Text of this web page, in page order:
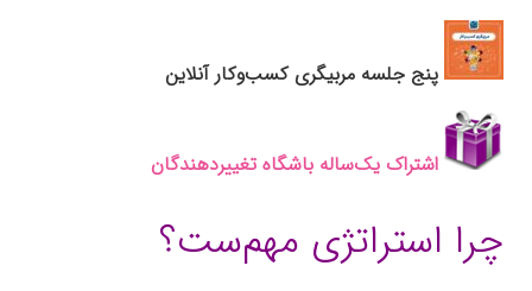
پنج جلسه مربیگری کسب‌وکار آنلاین
اشتراک یک‌ساله باشگاه تغییردهندگان
چرا استراتژی مهم‌ست؟